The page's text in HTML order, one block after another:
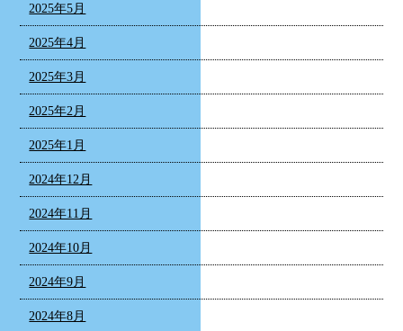
2025年5月
2025年4月
2025年3月
2025年2月
2025年1月
2024年12月
2024年11月
2024年10月
2024年9月
2024年8月